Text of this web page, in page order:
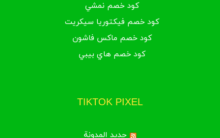
كود خصم نمشي
كود خصم فيكتوريا سيكريت
كود خصم ماكس فاشون
كود خصم هاي بيبي
TIKTOK PIXEL
جديد المدونة